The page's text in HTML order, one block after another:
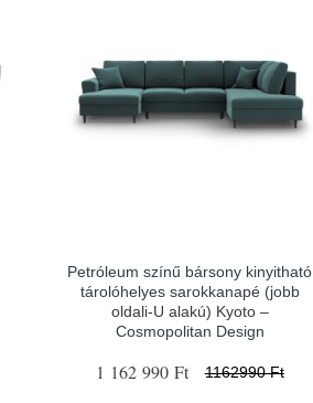
Petróleum színű bársony kinyitható
tárolóhelyes sarokkanapé (jobb
oldali-U alakú) Kyoto –
Cosmopolitan Design
1 162 990 Ft 1162990 Ft